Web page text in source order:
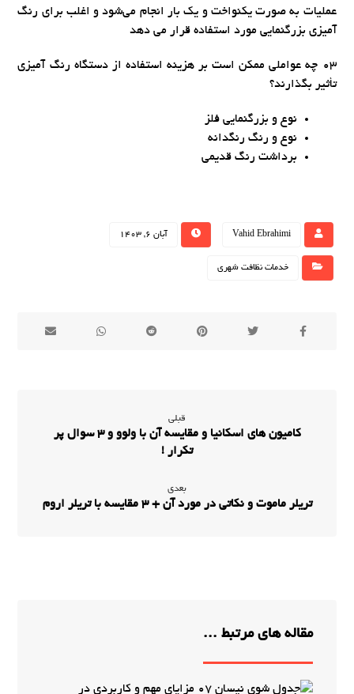
عملیات به صورت یکنواخت و یک بار انجام می‌شود و اغلب برای رنگ
آمیزی بزرگنمایی مورد استفاده قرار می‌ دهد
03 چه عواملی ممکن است بر هزینه استفاده از دستگاه رنگ آمیزی
تأثیر بگذارند؟
نوع و بزرگنمایی فلز
نوع و رنگ رنگدانه
برداشت رنگ قدیمی
Vahid Ebrahimi آبان 6, 1403
خدمات نظافت شهری
قبلی
کامیون های اسکانیا و مقایسه آن با ولوو و 3 سوال پر
تکرار !
بعدی
تریلر ماموت و نکاتی در مورد آن + 3 مقایسه با تریلر اروم
مقاله های مرتبط ...